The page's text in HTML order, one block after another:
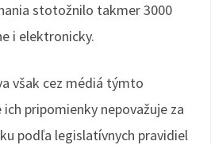
stotožnilo takmer 3000
i elektronicky.
však cez médiá týmto
ich pripomienky nepovažuje za
podľa legislatívnych pravidiel